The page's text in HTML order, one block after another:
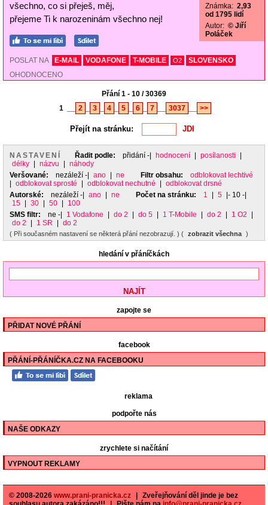
všechno, co si přeješ, měj,
přejeme Ti k narozeninám všechno nej!
Známka: 2,93
od 1795 lidí
Autor: © Jiří
Poláček
POSLAT NA E-MAIL VODAFONE T-MOBILE O2
SLOVENSKO
OHODNOCENO
Přání 1 - 10 / 30369
1
2 3 4 5 6 7 3037 >>
Přejít na stránku:
NASTAVENÍ Řadit podle: přidání -| hodnocení posílanosti
délky
názvu
náhody
Veršované:
nezáleží -| ano ne Filtr obsahu:
odblokovat lechtivé
odblokovat sprosté odblokovat nechutné
odblokovat drsné
Autorské:
nezáleží -| ano ne Počet na stránku: 1 5
|- 10 -|
15
30 50
100
SMS filtr:
ne -| 1 Vodafone do 2 do 5 1 T-Mobile do 2 1 O2
do 2
1 SR do 2
( Při současném nastavení se některá přání nezobrazují. ) ( zobrazit všechna )
hledání v přáníčkách
zapojte se
PŘIDAT NOVÉ PŘÁNÍ
facebook
PŘÁNÍ-PŘÁNÍČKA.CZ NA FACEBOOKU
reklama
podpořte nás
NAŠE ODKAZY
zrychlete si načítání
VYPNOUT REKLAMY
© 2008-2026 www.prani-pranicka.cz
Zveřejňování děl jinde je bez